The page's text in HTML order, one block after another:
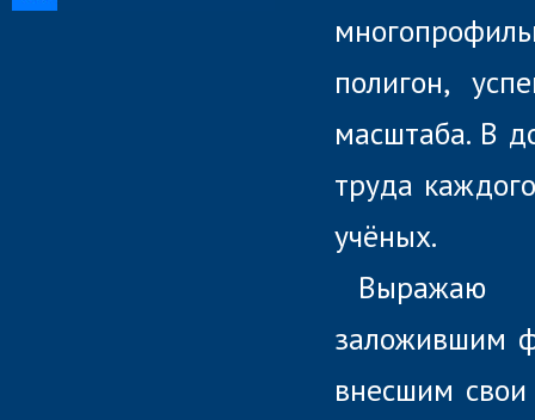
полигон,
масштаба. В
труда
учёных.
Выражаю
заложившим
внесшим